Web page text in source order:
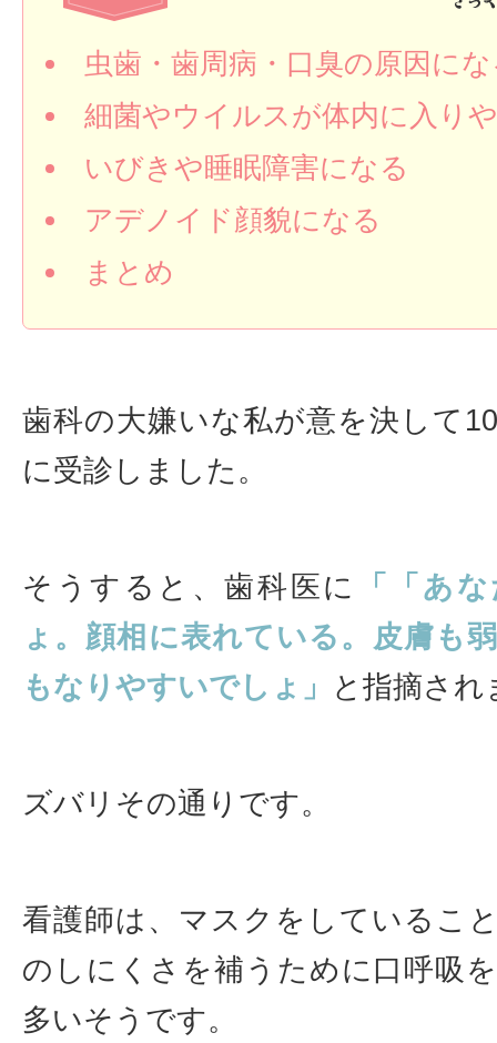
虫歯・歯周病・口臭の原因に
細菌やウイルスが体内に入り
いびきや睡眠障害になる
アデノイド顔貌になる
まとめ
歯科の大嫌いな私が意を決して
に受診しました。
そうすると、歯科医に
「「あ
ょ。顔相に表れている。皮膚も
もなりやすいでしょ」
と指摘され
ズバリその通りです。
看護師は、マスクをしているこ
のしにくさを補うために口呼吸
多いそうです。